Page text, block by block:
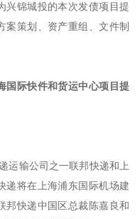
兴锦城投的本次发债项目提
案策划、资产重组、文件制
国际快件和货运中心项目提
运输公司之一联邦快递和上
递将在上海浦东国际机场建
邦快递中国区总裁陈嘉良和